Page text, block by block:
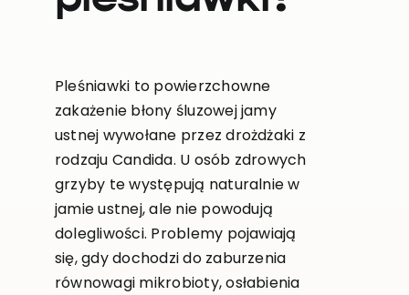
Pleśniawki to powierzchowne
zakażenie błony śluzowej jamy
ustnej wywołane przez drożdżaki z
rodzaju Candida. U osób zdrowych
grzyby te występują naturalnie w
jamie ustnej, ale nie powodują
dolegliwości. Problemy pojawiają
się, gdy dochodzi do zaburzenia
równowagi mikrobioty, osłabienia